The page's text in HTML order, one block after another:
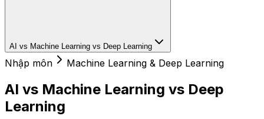
AI vs Machine Learning vs Deep Learning
Nhập môn Machine Learning & Deep Learning
AI vs Machine Learning vs Deep
Learning